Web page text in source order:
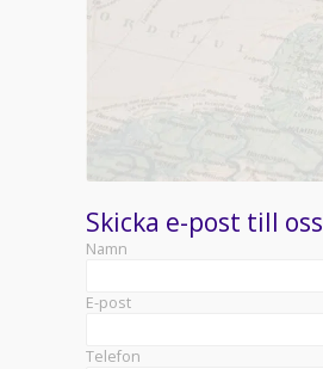
Skicka e-post till oss
Namn
E-post
Telefon